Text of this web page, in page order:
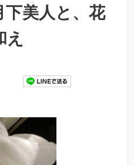
美人と、花